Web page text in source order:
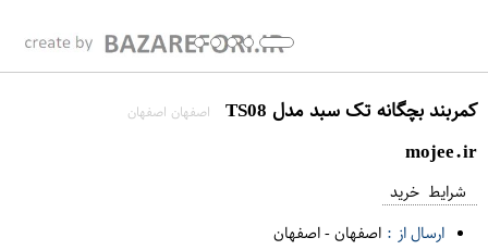
کمربند بچگانه تک سبد مدل TS08 اصفهان اصفهان
mojee.ir
شرایط خرید
ارسال از : اصفهان-اصفهان